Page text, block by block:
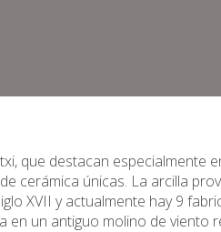
que destacan especialmente
cerámica únicas. La arcilla
XVII y actualmente hay 9
en un antiguo molino de viento